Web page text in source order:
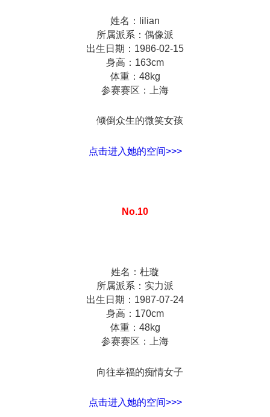
姓名：lilian
所属派系：偶像派
出生日期：1986-02-15
身高：163cm
体重：48kg
参赛赛区：上海
倾倒众生的微笑女孩
点击进入她的空间>>>
No.10
姓名：杜璇
所属派系：实力派
出生日期：1987-07-24
身高：170cm
体重：48kg
参赛赛区：上海
向往幸福的痴情女子
点击进入她的空间>>>